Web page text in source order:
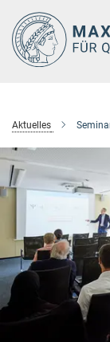
Hauptinhalt
Aktuelles